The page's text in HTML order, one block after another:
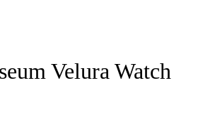
Velura Watch